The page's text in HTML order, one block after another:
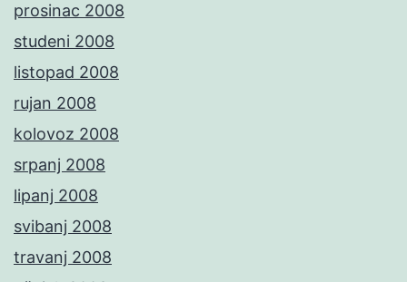
prosinac 2008
studeni 2008
listopad 2008
rujan 2008
kolovoz 2008
srpanj 2008
lipanj 2008
svibanj 2008
travanj 2008